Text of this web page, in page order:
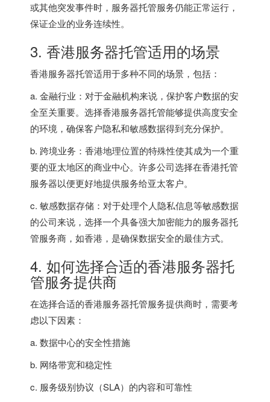
或其他突发事件时，服务器托管服务仍能正常运行，
保证企业的业务连续性。
3. 香港服务器托管适用的场景
香港服务器托管适用于多种不同的场景，包括：
a. 金融行业：对于金融机构来说，保护客户数据的安
全至关重要。选择香港服务器托管能够提供高度安全
的环境，确保客户隐私和敏感数据得到充分保护。
b. 跨境业务：香港地理位置的特殊性使其成为一个重
要的亚太地区的商业中心。许多公司选择在香港托管
服务器以便更好地提供服务给亚太客户。
c. 敏感数据存储：对于处理个人隐私信息等敏感数据
的公司来说，选择一个具备强大加密能力的服务器托
管服务商，如香港，是确保数据安全的最佳方式。
4. 如何选择合适的香港服务器托
管服务提供商
在选择合适的香港服务器托管服务提供商时，需要考
虑以下因素：
a. 数据中心的安全性措施
b. 网络带宽和稳定性
c. 服务级别协议（SLA）的内容和可靠性